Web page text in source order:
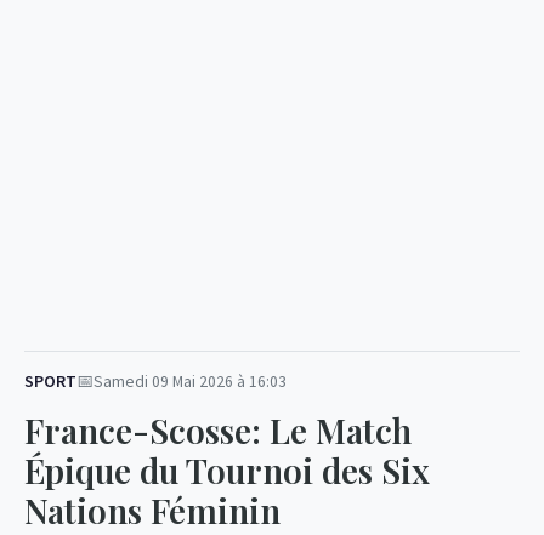
SPORT Samedi 09 Mai 2026 à 16:03
France-Scosse: Le Match
Épique du Tournoi des Six
Nations Féminin